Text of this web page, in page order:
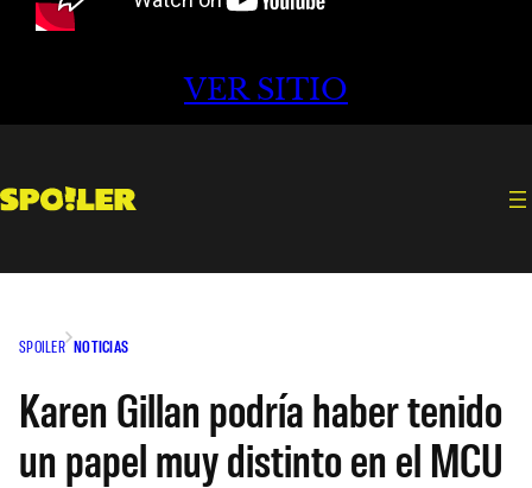
VER SITIO
SPOILER NOTICIAS
Karen Gillan podría haber tenido
un papel muy distinto en el MCU